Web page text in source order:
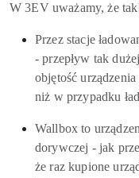
W 3EV uważamy, że
Przez stacje
- przepływ tak
objętość
niż w przypadku
Wallbox to
dorywczej - jak
że raz kupione